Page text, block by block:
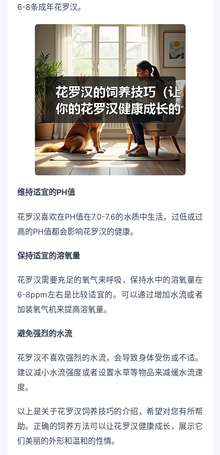
6-8条成年花罗汉。
维持适宜的PH值
花罗汉喜欢在PH值在7.0-7.6的水质中生活，过低或过
高的PH值都会影响花罗汉的健康。
保持适宜的溶氧量
花罗汉需要充足的氧气来呼吸，保持水中的溶氧量在
6-8ppm左右是比较适宜的。可以通过增加水流或者
加装氧气机来提高溶氧量。
避免强烈的水流
花罗汉不喜欢强烈的水流，会导致身体受伤或不适。
建议减小水流强度或者设置水草等物品来减缓水流速
度。
以上是关于花罗汉饲养技巧的介绍，希望对您有所帮
助。正确的饲养方法可以让花罗汉健康成长，展示它
们美丽的外形和温和的性情。